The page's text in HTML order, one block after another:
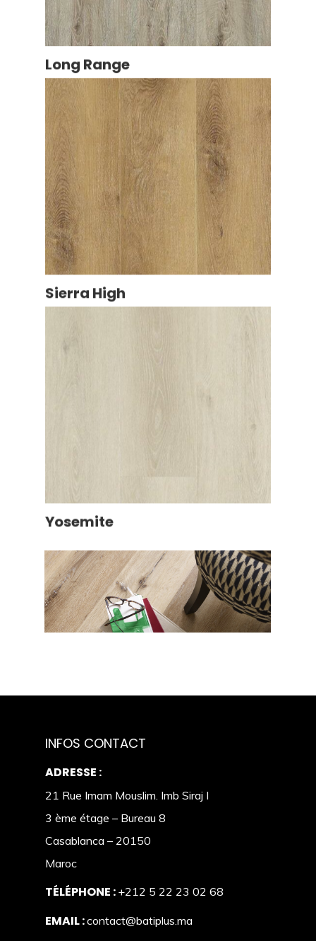
Long Range
Sierra High
Yosemite
INFOS CONTACT
ADRESSE :
21 Rue Imam Mouslim. Imb Siraj I
3 ème étage – Bureau 8
Casablanca – 20150
Maroc
TÉLÉPHONE : +212 5 22 23 02 68
EMAIL :contact@batiplus.ma